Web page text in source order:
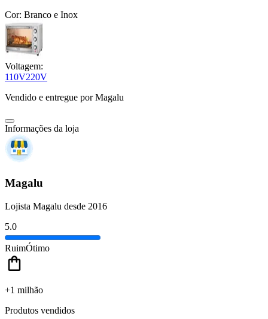
Cor: Branco e Inox
Voltagem:
110V220V
Vendido e entregue por Magalu
Informações da loja
Magalu
Lojista Magalu desde 2016
5.0
RuimÓtimo
+1 milhão
Produtos vendidos